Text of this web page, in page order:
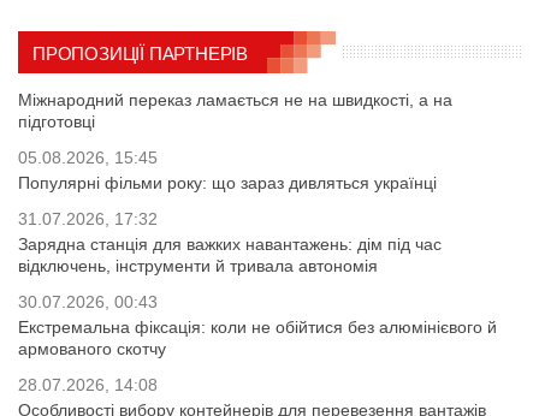
ПРОПОЗИЦІЇ ПАРТНЕРІВ
Міжнародний переказ ламається не на швидкості, а на
підготовці
05.08.2026, 15:45
Популярні фільми року: що зараз дивляться українці
31.07.2026, 17:32
Зарядна станція для важких навантажень: дім під час
відключень, інструменти й тривала автономія
30.07.2026, 00:43
Екстремальна фіксація: коли не обійтися без алюмінієвого й
армованого скотчу
28.07.2026, 14:08
Особливості вибору контейнерів для перевезення вантажів